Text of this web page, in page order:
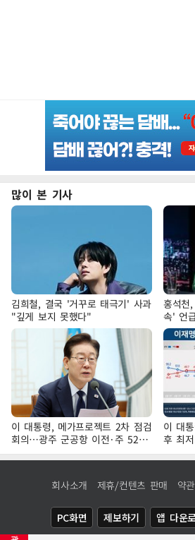
많이 본 기사
김희철, 결국 '거꾸로 태극기' 사과
"깊게 보지 못했다"
홍석천
속' 언
이 대통령, 메가프로젝트 2차 점검
회의…광주 군공항 이전·주 52시
간 예외 등 논의
이 대
후 최
회사소개 제휴/컨텐츠 판매 약
PC화면 제보하기 앱 다운